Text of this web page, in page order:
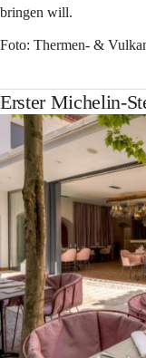
bringen will.
Foto: Thermen- &
Erster Michelin-